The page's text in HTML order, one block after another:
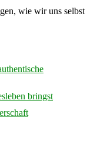
wie wir uns selbst
bringst